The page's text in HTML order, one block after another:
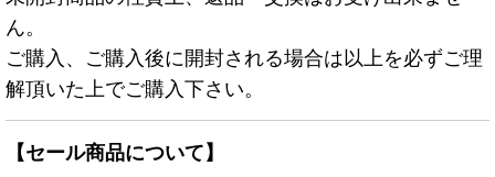
ん。
ご購入、ご購入後に開封される場合は以上を必ずご理
解頂いた上でご購入下さい。
【セール商品について】